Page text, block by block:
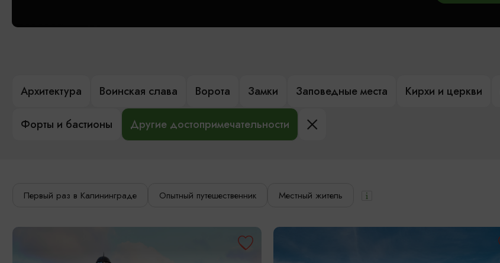
Архитектура Воинская слава Ворота Замки Заповедные места Кирхи и церкви
Форты и бастионы Другие достопримечательности
Первый раз в Калининграде Опытный путешественник Местный житель